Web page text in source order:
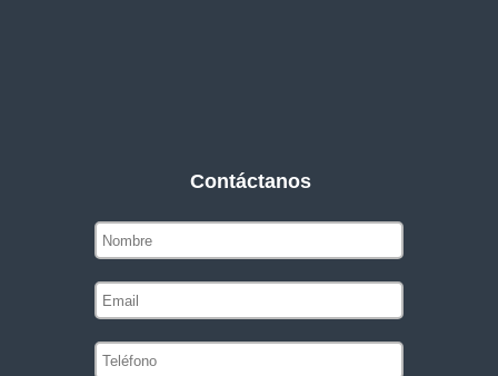
Contáctanos